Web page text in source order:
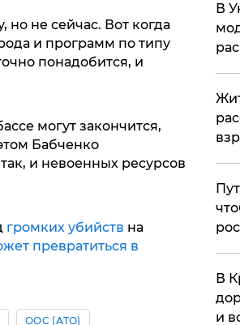
но не сейчас. Вот когда
и программ по типу
понадобится, и
могут закончится,
Бабченко
и невоенных ресурсов
громких убийств на
превратиться в
ООС (АТО)
В
В
и